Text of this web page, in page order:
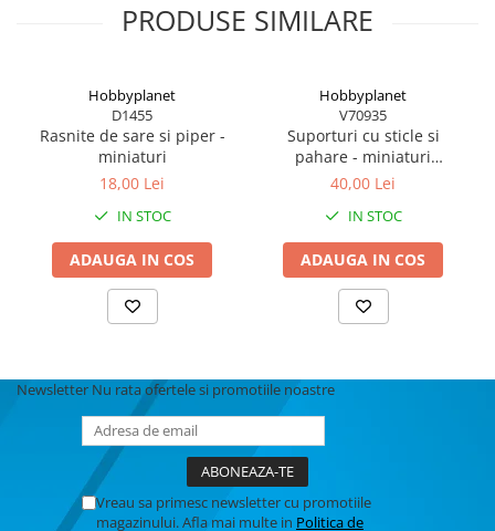
MACHETE CAMIOANE / CAP
MACHETE ELICOPTERE SI AVIOANE
MACHETE MOTOCICLETE SI
MACHETE NAVE MILITARE –
Miniaturi Navale de Colectie
MACHETE RALIU – Miniaturi Masini
de Raliu la Diverse Scari
MACHETE VEHICULE INTERVENTIE
VITRINE, FIGURINE, ACCESORII
MACHETE
ACCESORII CARNAVAL
ACCESORII SI BIJUTERII CARNAVAL
PRODUSE SIMILARE
Hobbyplanet
D1455
Rasnite de sare si piper -
miniaturi
18,00 Lei
IN STOC
ADAUGA IN COS
Hobbyplanet
V70935
Suporturi cu sticle si
pahare - miniaturi
colectionari 1:12
40,00 Lei
IN STOC
ADAUGA IN COS
Newsletter Nu rata ofertele si promotiile noastre
Vreau sa primesc newsletter cu promotiile
magazinului. Afla mai multe in Politica de